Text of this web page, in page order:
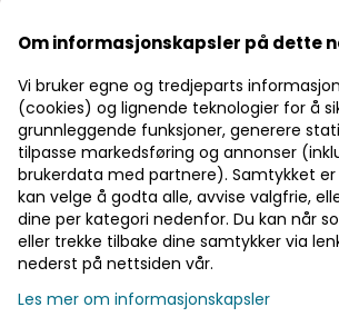
Om informasjonskapsler på dette
Vi bruker egne og tredjeparts
(cookies) og lignende teknologier for å
grunnleggende funksjoner, generere
tilpasse markedsføring og annonser
brukerdata med partnere). Samtykket er
kan velge å godta alle, avvise valgfrie,
dine per kategori nedenfor. Du kan når
eller trekke tilbake dine samtykker via
nederst på nettsiden vår.
Les mer om informasjonskapsler